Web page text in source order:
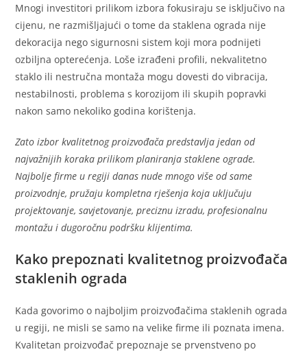
Mnogi investitori prilikom izbora fokusiraju se isključivo na
cijenu, ne razmišljajući o tome da staklena ograda nije
dekoracija nego sigurnosni sistem koji mora podnijeti
ozbiljna opterećenja. Loše izrađeni profili, nekvalitetno
staklo ili nestručna montaža mogu dovesti do vibracija,
nestabilnosti, problema s korozijom ili skupih popravki
nakon samo nekoliko godina korištenja.
Zato izbor kvalitetnog proizvođača predstavlja jedan od
najvažnijih koraka prilikom planiranja staklene ograde.
Najbolje firme u regiji danas nude mnogo više od same
proizvodnje, pružaju kompletna rješenja koja uključuju
projektovanje, savjetovanje, preciznu izradu, profesionalnu
montažu i dugoročnu podršku klijentima.
Kako prepoznati kvalitetnog proizvođača
staklenih ograda
Kada govorimo o najboljim proizvođačima staklenih ograda
u regiji, ne misli se samo na velike firme ili poznata imena.
Kvalitetan proizvođač prepoznaje se prvenstveno po